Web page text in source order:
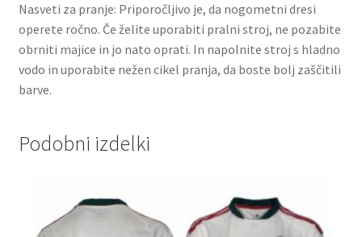
Nasveti za pranje: Priporočljivo je, da nogometni dresi
operete ročno. Če želite uporabiti pralni stroj, ne pozabite
obrniti majice in jo nato oprati. In napolnite stroj s hladno
vodo in uporabite nežen cikel pranja, da boste bolj zaščitili
barve.
Podobni izdelki